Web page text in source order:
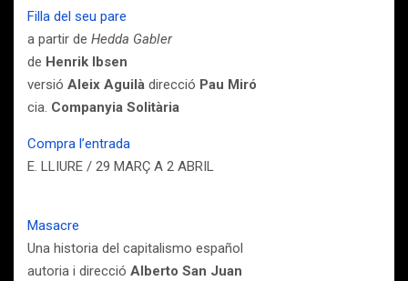
Filla del seu pare
a partir de Hedda Gabler
de Henrik Ibsen
versió Aleix Aguilà direcció Pau Miró
cia. Companyia Solitària
Compra l’entrada
E. LLIURE / 29 MARÇ A 2 ABRIL
Masacre
Una historia del capitalismo español
autoria i direcció Alberto San Juan